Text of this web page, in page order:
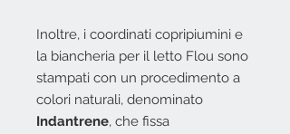
Inoltre, i coordinati copripiumini e
la biancheria per il letto Flou sono
stampati con un procedimento a
colori naturali, denominato
Indantrene, che fissa